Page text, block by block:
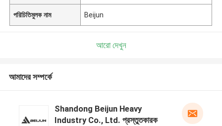
পরিচিতিমুলক নাম Beijun
আরো দেখুন
আমাদের সম্পর্কে
Shandong Beijun Heavy
Industry Co., Ltd. প্রস্তুতকারক